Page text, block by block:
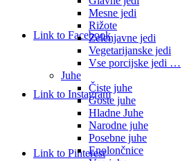
Link to Facebook
Link to Instagram
Link to Pinterest
Mesne jedi
Rižote
Zelenjavne jedi
Vegetarijanske jedi
Vse porcijske jedi …
Juhe
Čiste juhe
Goste juhe
Hladne Juhe
Narodne juhe
Posebne juhe
Enolončnice